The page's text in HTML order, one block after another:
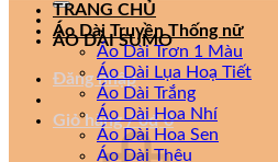
ÁO DÀI SUMO
Đăng nhập
Giỏ hàng /0₫ 0
TRANG CHỦ
Áo Dài Truyền Thống nữ
Áo Dài Trơn 1 Màu
Áo Dài Lụa Hoạ Tiết
Áo Dài Trắng
Áo Dài Hoa Nhí
Áo Dài Hoa Sen
Áo Dài Thêu